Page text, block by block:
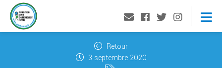
Retour
3 septembre 2020